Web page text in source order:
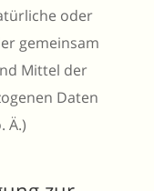
oder
gemeinsam
Mittel der
Daten
Ä.)